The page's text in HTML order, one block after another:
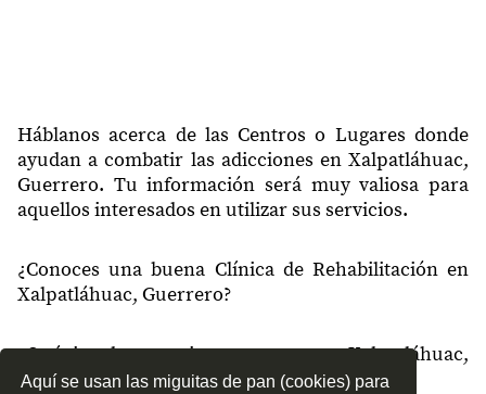
Aquí se usan las miguitas de pan (cookies) para
Háblanos acerca de las Centros o Lugares donde
ayudan a combatir las adicciones en Xalpatláhuac,
Guerrero. Tu información será muy valiosa para
aquellos interesados en utilizar sus servicios.
¿Conoces una buena Clínica de Rehabilitación en
Xalpatláhuac, Guerrero?
¿Qué tipo de tratamientos conoces en Xalpatláhuac,
Guerrero?